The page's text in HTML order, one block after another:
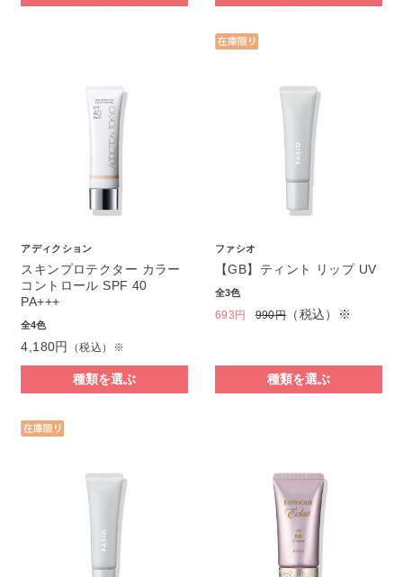
アディクション
スキンプロテクター カラー
コントロール SPF 40
PA+++
全4色
4,180円 （税込）※
種類を選ぶ
ファシオ
【GB】ティント リップ UV
全3色
693円 990円（税込）※
種類を選ぶ